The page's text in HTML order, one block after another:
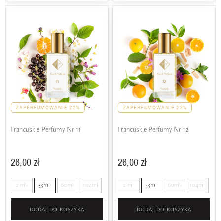
ZAPERFUMOWANIE 22%
Francuskie Perfumy Nr 11
26,00 zł
2 ml 33ml 60ml 104ml
DODAJ DO KOSZYKA
ZAPERFUMOWANIE 22%
Francuskie Perfumy Nr 12
26,00 zł
2 ml 33ml 60ml 104ml
DODAJ DO KOSZYKA